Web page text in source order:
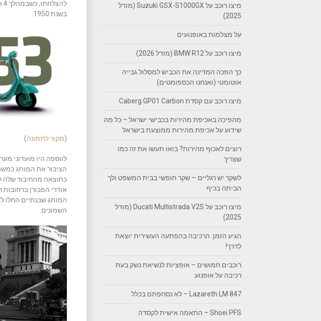
בשנת 1950.
(מקור לתמונה)
לווספה היו מועדוני
הציבור את המותג
כתוצאה מהחיבור שלה
אודרי הפבורן
השמונים.
מיצו רוכב על Suzuki GSX-S1000GX (מודל
2025)
על מצלמות באופנועים
מיצו רוכב על BMW R12 (מודל 2026)
כך הפכה המדינה את הכביש למסלול גבייה
אוטומטי (ואנחנו הכספומטים)
מיצו רוכב עם קסדת Caberg GP01 Carbon
מהפיכה באכיפת מהירות בכבישי ישראל – כל מה
שידוע על אכיפת מהירות ממוצעת בישראל
רוצים לאכוף מהירות? בואו תעשו את זה כמו
שצריך
לשקר יש רגליים – שקר חופשי בבית המשפט ולך
הביתה בכיף
מיצו רוכב על Ducati Multistrada V2S (מודל
2025)
הגיע הזמן: הרכיבה בהפתעה העשירית יוצאת
לדרך!
רוכבים חמושים – אופציות לנשיאת נשק בעת
רכיבה על אופנוע
Lazareth LM 847 – לא נסחפתם בכלל
Shoei PFS – התאמה אישית לקסדה